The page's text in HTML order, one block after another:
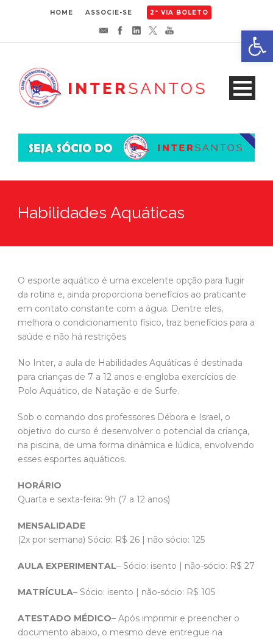
HOME ASSOCIE-SE 2ª VIA BOLETO
Habilidades Aquáticas
O esporte aquático é uma excelente opção para fugir
da rotina e, ainda proporciona benefícios ao praticante
em contato constante com a água. Dentre eles,
melhora o condicionamento físico, traz benefícios para a
saúde e não há restrições
No Inter, a aula de Habilidades Aquáticas é destinada
para crianças de 7 a 12 anos e engloba exercícios de
Polo Aquático, de Natação e de Surfe.
Sob o comando dos professores Débora e Israel, o
objetivo do curso é desenvolver o potencial da criança,
na piscina, de uma forma dinâmica e lúdica, envolvendo
esses esportes aquáticos.
HORÁRIO
Quarta e sexta-feira: 9h (7 a 12 anos)
MENSALIDADE
(2x por semana) Sócio: R$ 26 | não sócio: 125
AULA EXPERIMENTAL– Sócio: isento | não-sócio: R$ 27
MATRÍCULA– Sócio: isento | não-sócio: R$ 105
ATESTADO MÉDICO– Após imprimir e preencher o
documento abaixo, o mesmo deve entregue na
Abrir